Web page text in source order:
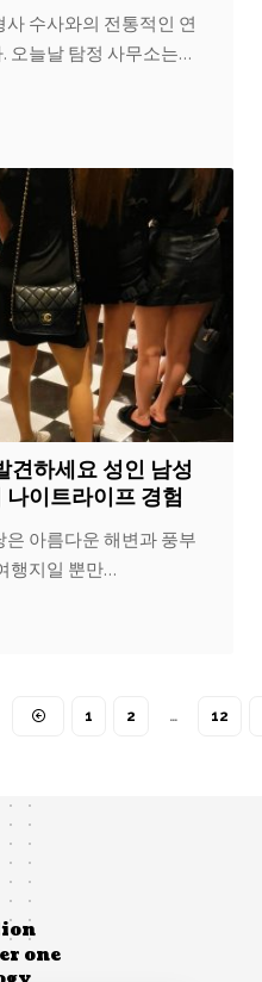
수사와의 전통적인 연
오늘날 탐정 사무소는…
견하세요 성인 남성
이트라이프 경험
아름다운 해변과 풍부
행지일 뿐만…
1 2 … 12
one